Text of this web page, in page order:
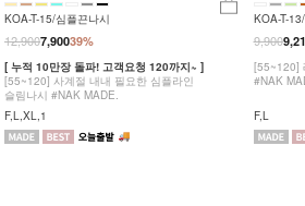
KOA-T-15/심플끈나시
39%
12,9007,900
[ 누적 10만장 돌파! 고객요청 120까지~ ]
[55~120] 사계절 내내 필요한 심플라인
슬림나시 #NAK MADE.
F,L,XL,1
KOA-T-
9,900
[55~120]
#NAK
F,L